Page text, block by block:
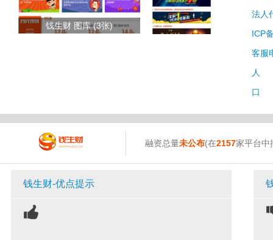
钱生财 图库 (3张)
法人
ICP
客服
人
口
融资总量未公布(在2157家平台中
钱生财-优点提示